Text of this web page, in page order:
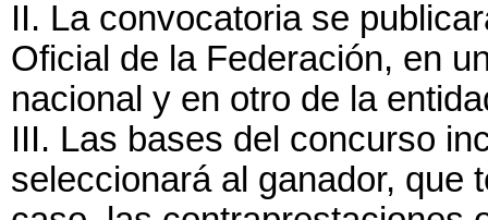
II. La convocatoria se
Oficial de la Federación, en
nacional y en otro de la
III. Las bases del concurso
seleccionará al ganador, que